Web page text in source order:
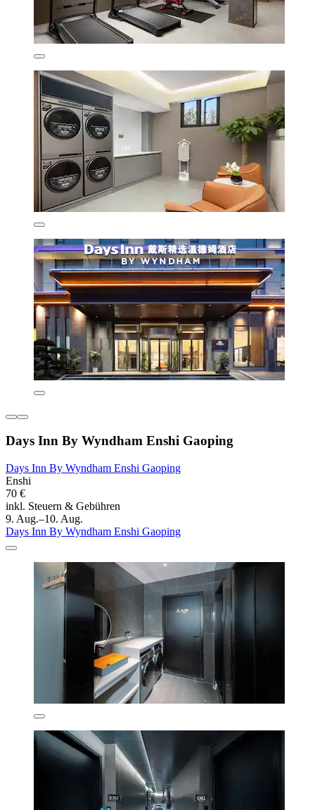
Days Inn By Wyndham Enshi Gaoping
Days Inn By Wyndham Enshi Gaoping
Enshi
70 €
inkl. Steuern & Gebühren
9. Aug.–10. Aug.
Days Inn By Wyndham Enshi Gaoping